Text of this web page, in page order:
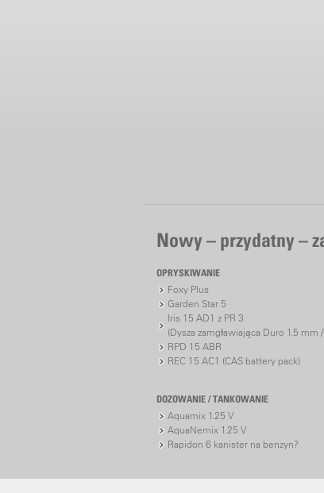
Nowy – przydatny –
OPRYSKIWANIE
Foxy Plus
Garden Star 5
Iris 15 AD1 z PR 3
(Dysza zamgławiająca Duro 1.5 mm
RPD 15 ABR
REC 15 AC1 (CAS battery pack)
DOZOWANIE / TANKOWANIE
Aquamix 1.25 V
AquaNemix 1.25 V
Rapidon 6 kanister na benzyn?